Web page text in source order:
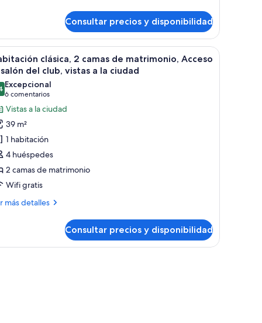
Consultar precios y disponibilidad
vistas a la ciudad.
un expositor de vidrio, varios tipos de comida y una decoración
Habitación de hotel con dos camas, un
7
clásica, 2 camas de matrimonio, Acceso
del club, vistas a la ciudad
de 10
Excepcional
6 comentarios
(6 comentarios)
Vistas a la ciudad
39 m²
1 habitación
4 huéspedes
2 camas de matrimonio
Wifi gratis
más detalles
Consultar precios y disponibilidad
a la ciudad, un comedor y una zona de estar con una mesa de centro.